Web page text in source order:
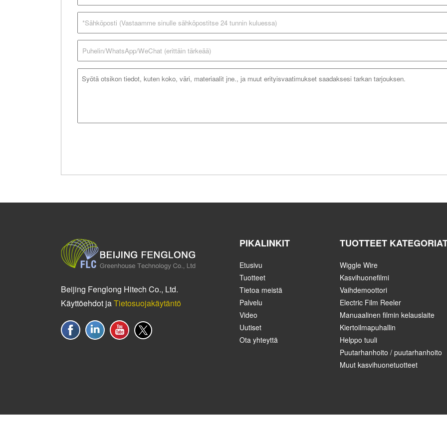
Beijing Fenglong Hitech Co., Ltd.
Käyttöehdot jaTietosuojakäytäntö
PIKALINKIT
Etusivu
Tuotteet
Tietoa meistä
Palvelu
Video
Uutiset
Ota yhteyttä
TUOTTEET
Wiggle Wire
Kasvihuonefilmi
Vaihdemoottori
Electric Film Reeler
Manuaalinen filmin kelauslaite
Kiertoilmapuhallin
Helppo tuuli
Puutarhanhoito / puutarhanhoito
Muut kasvihuonetuotteet